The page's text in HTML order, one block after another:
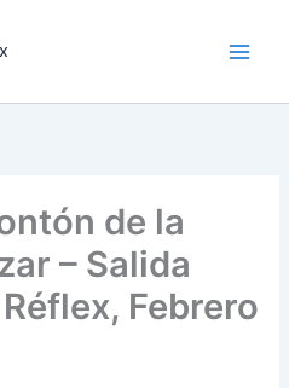
de la
– Salida
Febrero